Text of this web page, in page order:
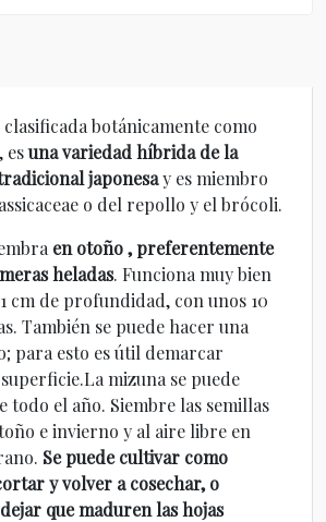
botánicamente como
esuna variedad híbrida de la
japonesay es miembro
o del repollo y el brócoli.
en otoño , preferentemente
heladas. Funciona muy bien
cm de profundidad, con unos 10
También se puede hacer una
para esto es útil demarcar
mizuna se puede
el año. Siembre las semillas
e invierno y al aire libre en
Se puede cultivar como
y volver a cosechar, o
que maduren las hojas